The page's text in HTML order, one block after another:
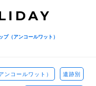
プ（アンコールワット）
ンコールワット） 遺跡別